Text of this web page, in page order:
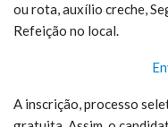
ou rota, auxílio creche,
Refeição no local.
A inscrição, processo